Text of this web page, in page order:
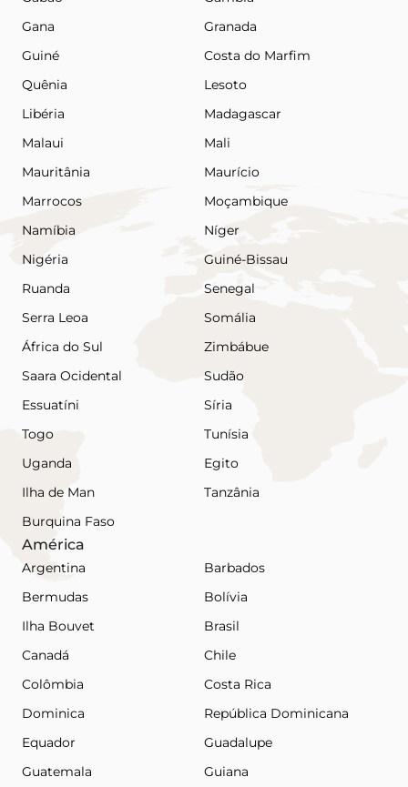
Gana
Granada
Guiné
Costa do Marfim
Quênia
Lesoto
Libéria
Madagascar
Malaui
Mali
Mauritânia
Maurício
Marrocos
Moçambique
Namíbia
Níger
Nigéria
Guiné-Bissau
Ruanda
Senegal
Serra Leoa
Somália
África do Sul
Zimbábue
Saara Ocidental
Sudão
Essuatíni
Síria
Togo
Tunísia
Uganda
Egito
Ilha de Man
Tanzânia
Burquina Faso
América
Argentina
Barbados
Bermudas
Bolívia
Ilha Bouvet
Brasil
Canadá
Chile
Colômbia
Costa Rica
Dominica
República Dominicana
Equador
Guadalupe
Guatemala
Guiana